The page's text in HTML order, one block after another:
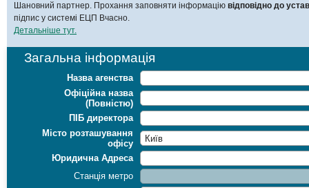
Шановний партнер. Прохання заповняти інформацію відповідно до
підпис у системі ЕЦП Вчасно.
Детальніше тут.
Загальна інформація
Назва агенства
Офіційна назва
(Повністю)
ПІБ директора
Місто розташування
офісу
Юридична Адреса
Станція метро